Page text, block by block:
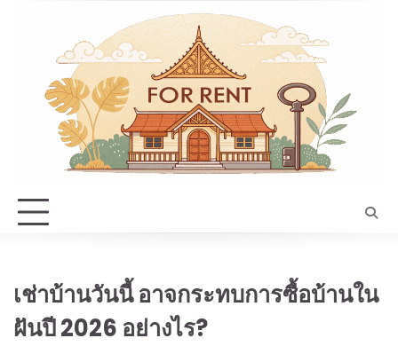
เช่าบ้านวันนี้ อาจกระทบการซื้อบ้านใน
ฝันปี 2026 อย่างไร?